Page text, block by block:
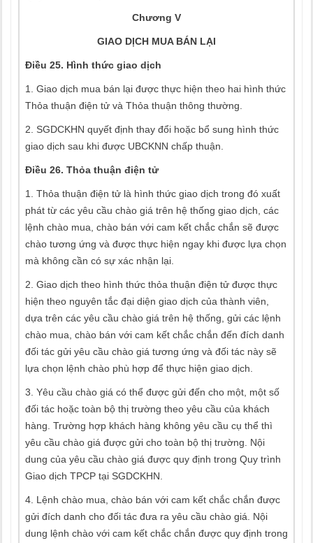
Chương V
GIAO DỊCH MUA BÁN LẠI
Điều 25. Hình thức giao dịch
1. Giao dịch mua bán lại được thực hiện theo hai hình thức
Thỏa thuận điện tử và Thỏa thuận thông thường.
2. SGDCKHN quyết định thay đổi hoặc bổ sung hình thức
giao dịch sau khi được UBCKNN chấp thuận.
Điều 26. Thỏa thuận điện tử
1. Thỏa thuận điện tử là hình thức giao dịch trong đó xuất
phát từ các yêu cầu chào giá trên hệ thống giao dịch, các
lệnh chào mua, chào bán với cam kết chắc chắn sẽ được
chào tương ứng và được thực hiện ngay khi được lựa chọn
mà không cần có sự xác nhận lại.
2. Giao dịch theo hình thức thỏa thuận điện tử được thực
hiện theo nguyên tắc đại diện giao dịch của thành viên,
dựa trên các yêu cầu chào giá trên hệ thống, gửi các lệnh
chào mua, chào bán với cam kết chắc chắn đến đích danh
đối tác gửi yêu cầu chào giá tương ứng và đối tác này sẽ
lựa chọn lệnh chào phù hợp để thực hiện giao dịch.
3. Yêu cầu chào giá có thể được gửi đến cho một, một số
đối tác hoặc toàn bộ thị trường theo yêu cầu của khách
hàng. Trường hợp khách hàng không yêu cầu cụ thể thì
yêu cầu chào giá được gửi cho toàn bộ thị trường. Nội
dung của yêu cầu chào giá được quy định trong Quy trình
Giao dịch TPCP tại SGDCKHN.
4. Lệnh chào mua, chào bán với cam kết chắc chắn được
gửi đích danh cho đối tác đưa ra yêu cầu chào giá. Nội
dung lệnh chào với cam kết chắc chắn được quy định trong